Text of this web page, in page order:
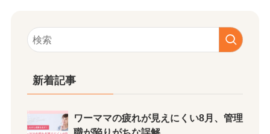
新着記事
ワーママの疲れが見えにくい8月、管理